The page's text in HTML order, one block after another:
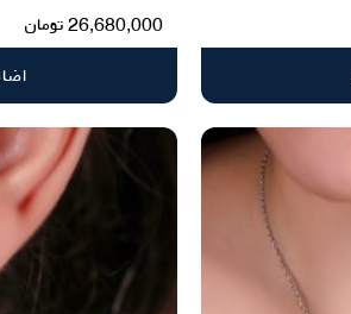
26,680,000تومان